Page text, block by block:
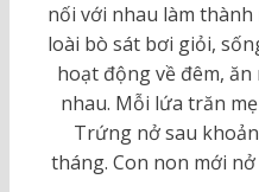
nối với nhau làm
loài bò sát bơi giỏi,
hoạt động về đêm,
nhau. Mỗi lứa trăn
Trứng nở sau
tháng. Con non mới